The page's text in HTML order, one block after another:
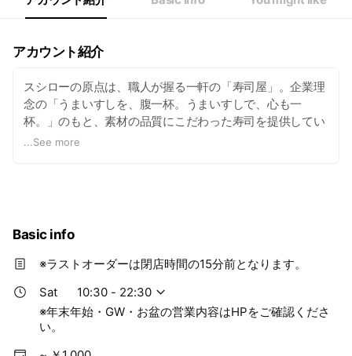
※年末年始・GW・お盆の営業内容はHPをご確認ください。
アカウント紹介
スシローの原点は、職人が握る一軒の「寿司屋」。企業理
念の「うまいすしを、腹一杯。うまいすしで、心も一
杯。」のもと、素材の品質にこだわった寿司を提供してい
ます。
...See more
Basic info
※ラストオーダーは閉店時間の15分前となります。
Sat
10:30 - 22:30
※年末年始・GW・お盆の営業内容はHPをご確認くださ
い。